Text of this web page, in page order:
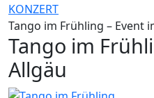
KONZERT
Tango im Frühling – Event
Tango im
Allgäu